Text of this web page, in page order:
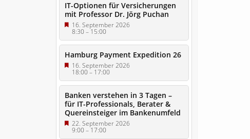
IT-Optionen für Versicherungen
mit Professor Dr. Jörg Puchan
16. September 2026
8:30–15:00
Hamburg Payment Expedition 26
16. September 2026
18:00– 17:00
Banken verstehen in 3 Tagen –
für IT-Professionals, Berater &
Quereinsteiger im Bankenumfeld
22. September 2026
9:00–17:00